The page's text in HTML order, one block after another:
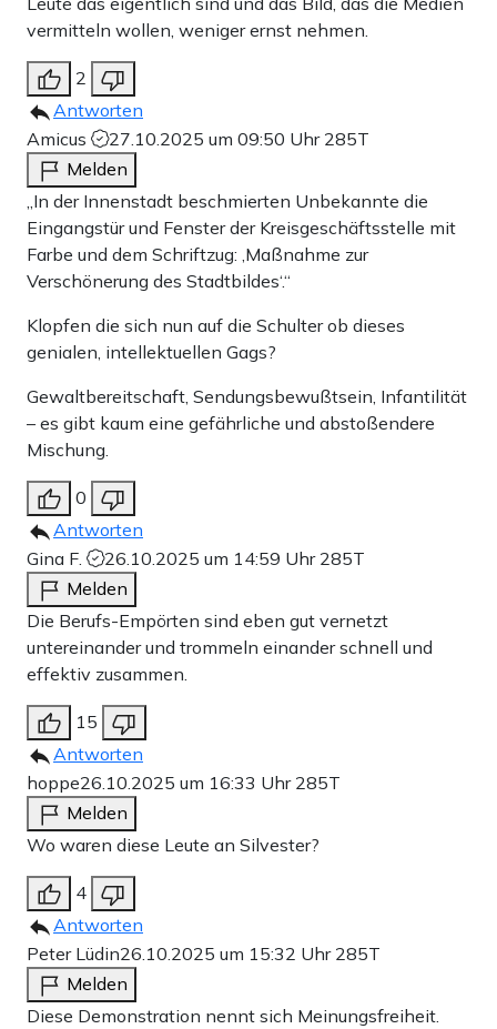
vermitteln wollen, weniger ernst nehmen.
2
Antworten
Amicus
27.10.2025 um 09:50 Uhr 285T
Melden
„In der Innenstadt beschmierten Unbekannte die
Eingangstür und Fenster der Kreisgeschäftsstelle mit
Farbe und dem Schriftzug: ‚Maßnahme zur
Verschönerung des Stadtbildes‘.“
Klopfen die sich nun auf die Schulter ob dieses
genialen, intellektuellen Gags?
Gewaltbereitschaft, Sendungsbewußtsein, Infantilität
– es gibt kaum eine gefährliche und abstoßendere
Mischung.
0
Antworten
Gina F.
26.10.2025 um 14:59 Uhr 285T
Melden
Die Berufs-Empörten sind eben gut vernetzt
untereinander und trommeln einander schnell und
effektiv zusammen.
15
Antworten
hoppe26.10.2025 um 16:33 Uhr 285T
Melden
Wo waren diese Leute an Silvester?
4
Antworten
Peter Lüdin26.10.2025 um 15:32 Uhr 285T
Melden
Diese Demonstration nennt sich Meinungsfreiheit.